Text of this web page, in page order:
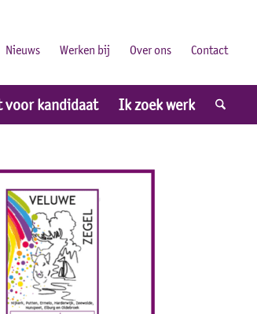
Nieuws Werken bij Over ons Contact
voor kandidaat Ik zoek werk